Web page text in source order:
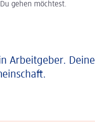
gehen möchtest.
Arbeitgeber. Deine